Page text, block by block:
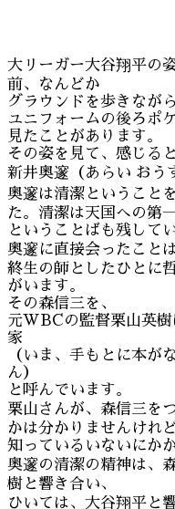
大リーガー大谷翔平の
前、なんどか
グラウンドを歩きなが
ユニフォームの後ろポ
見たことがあります。
その姿を見て、感じる
新井奥邃（あらい おう
奥邃は清潔ということ
た。清潔は天国への第一
ということばも残して
奥邃に直接会ったこと
終生の師としたひとに
がいます。
その森信三を、
元WBCの監督栗山英
家
（いま、手もとに本が
ん）
と呼んでいます。
栗山さんが、森信三を
かは分かりませんけれど
知っているいないにか
奥邃の清潔の精神は、
樹と響き合い、
ひいては、大谷翔平と